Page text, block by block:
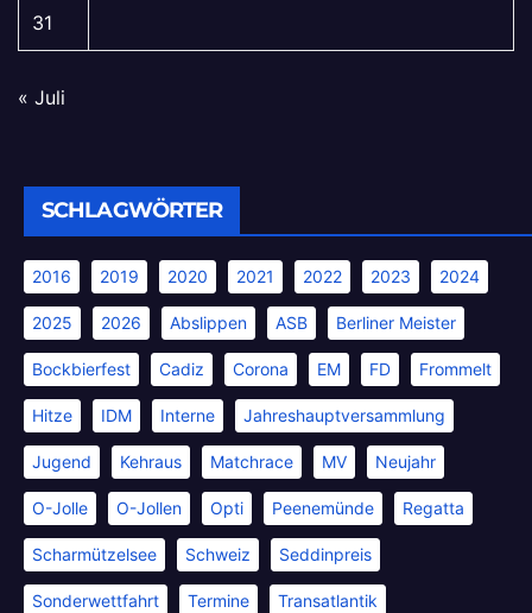
31
« Juli
SCHLAGWÖRTER
2016 2019 2020 2021 2022 2023 2024
2025 2026 Abslippen ASB Berliner Meister
Bockbierfest Cadiz Corona EM FD Frommelt
Hitze IDM Interne Jahreshauptversammlung
Jugend Kehraus Matchrace MV Neujahr
O-Jolle O-Jollen Opti Peenemünde Regatta
Scharmützelsee Schweiz Seddinpreis
Sonderwettfahrt Termine Transatlantik